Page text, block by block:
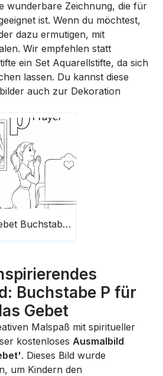
wunderbare Zeichnung, die für
ist. Wenn du möchtest,
dazu ermutigen, mit
Wir empfehlen statt
ein Set Aquarellstifte, da sich
lassen. Du kannst diese
auch zur Dekoration
Gebet Buchstabe P
Buchstabe P für
Gebet
Malspaß mit spiritueller
kostenloses Ausmalbild
. Dieses Bild wurde
um Kindern den